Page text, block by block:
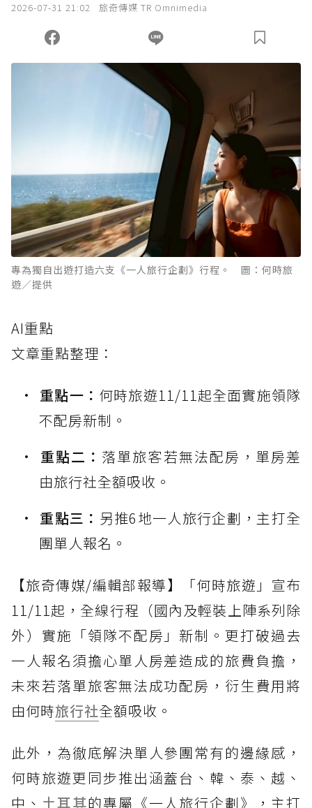
您當前剩餘 U 利點數：0點；前往 購買點數
2026-07-31 21:02 旅奇傳媒 TR Omnimedia
專為獨自出遊打造六支《一人旅行企劃》行程。 圖：何時旅
遊／提供
AI重點
文章重點整理：
重點一： 何時旅遊11/11起全面實施領隊
不配房新制。
重點二： 落單旅客若無法配房，單房差
由旅行社全額吸收。
重點三： 另推6地一人旅行企劃，主打全
團單人報名。
【旅奇傳媒/編輯部報導】「何時旅遊」宣布
11/11起，全線行程（國內及輕裝上陣系列除
外）實施「領隊不配房」新制。更打破過去
一人報名須擔心單人房差造成的旅費負擔，
未來若落單旅客無法成功配房，衍生費用將
由何時旅行社全額吸收。
此外，為徹底解決單人參團常有的邊緣感，
何時旅遊更同步推出涵蓋台、韓、泰、越、
中、 土耳其的專屬《一人旅行企劃》，主打